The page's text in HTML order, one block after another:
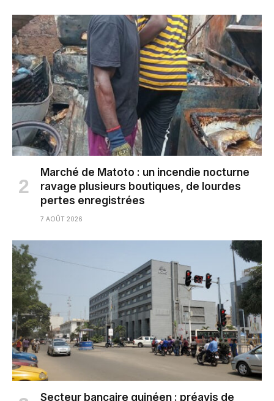
Marché de Matoto : un incendie nocturne
ravage plusieurs boutiques, de lourdes
pertes enregistrées
7 AOÛT 2026
Secteur bancaire guinéen : préavis de